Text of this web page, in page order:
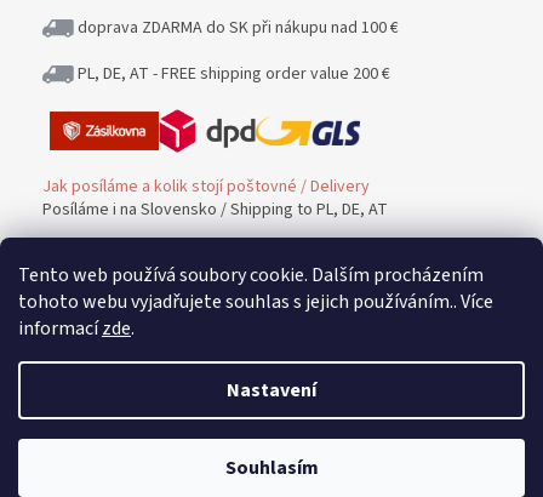
Tento web používá soubory cookie. Dalším procházením
tohoto webu vyjadřujete souhlas s jejich používáním.. Více
informacízde.
Nastavení
Souhlasím
doprava ZDARMA do SK při nákupu nad 100 €
PL, DE, AT - FREE shipping order value 200 €
Jak posíláme a kolik stojí poštovné / Delivery
Posíláme i na Slovensko / Shipping to PL, DE, AT
Platba / PAYMENT
Možnost platby / Payment methods